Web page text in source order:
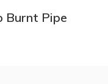
Burnt Pipe